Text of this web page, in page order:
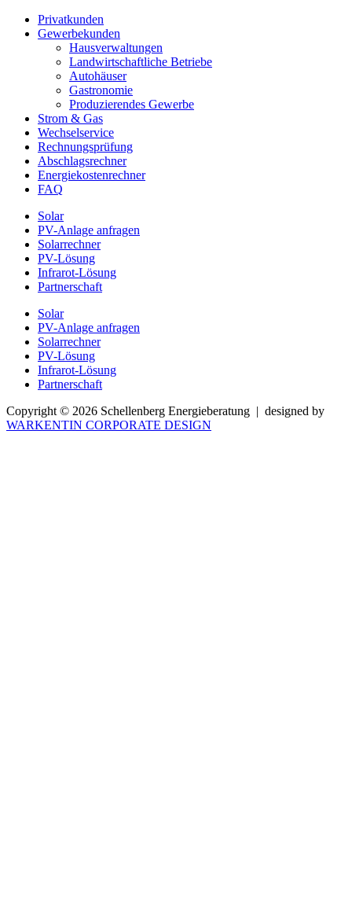
Privatkunden
Gewerbekunden
Hausverwaltungen
Landwirtschaftliche Betriebe
Autohäuser
Gastronomie
Produzierendes Gewerbe
Strom & Gas
Wechselservice
Rechnungsprüfung
Abschlagsrechner
Energiekostenrechner
FAQ
Solar
PV-Anlage anfragen
Solarrechner
PV-Lösung
Infrarot-Lösung
Partnerschaft
Solar
PV-Anlage anfragen
Solarrechner
PV-Lösung
Infrarot-Lösung
Partnerschaft
Copyright © 2026 Schellenberg Energieberatung | designed by
WARKENTIN CORPORATE DESIGN